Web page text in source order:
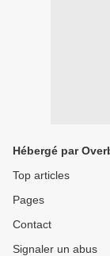
Hébergé par
Top articles
Pages
Contact
Signaler un abus